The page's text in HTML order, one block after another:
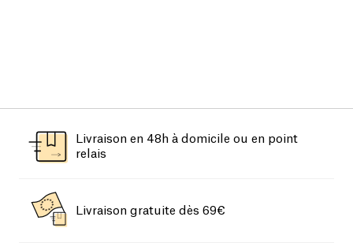
Livraison en 48h à domicile ou en point
relais
Livraison gratuite dès 69€